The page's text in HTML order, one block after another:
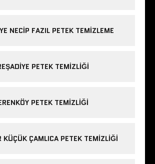
NECIP FAZIL PETEK TEMIZLEME
PETEK TEMIZLIĞI
PETEK TEMIZLIĞI
KÜÇÜK ÇAMLICA PETEK TEMIZLIĞI